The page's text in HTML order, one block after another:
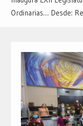
Ordinarias… Desde: